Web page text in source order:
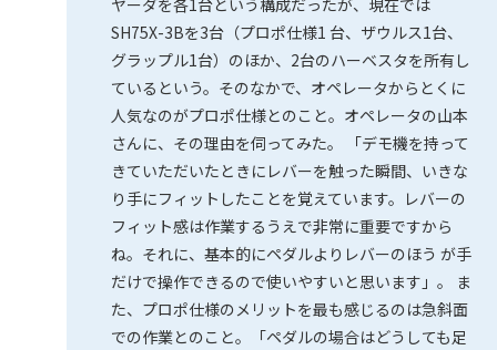
ヤーダを各1台という構成だったが、現在では
SH75X-3Bを3台（プロポ仕様1 台、ザウルス1台、
グラップル1台）のほか、2台のハーベスタを所有し
ているという。そのなかで、オペレータからとくに
人気なのがプロポ仕様とのこと。オペレータの山本
さんに、その理由を伺ってみた。 「デモ機を持って
きていただいたときにレバーを触った瞬間、いきな
り手にフィットしたことを覚えています。レバーの
フィット感は作業するうえで非常に重要ですから
ね。それに、基本的にペダルよりレバーのほう が手
だけで操作できるので使いやすいと思います」。 ま
た、プロポ仕様のメリットを最も感じるのは急斜面
での作業とのこと。「ペダルの場合はどうしても足